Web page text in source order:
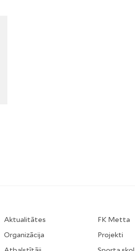
Aktualitātes
Organizācija
FK Metta
Projekti